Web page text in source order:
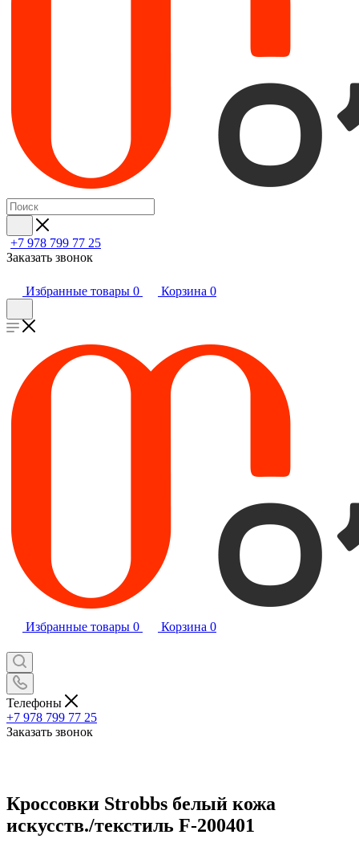
+7 978 799 77 25
Заказать звонок
Избранные товары 0 Корзина 0
Избранные товары 0 Корзина 0
Телефоны
+7 978 799 77 25
Заказать звонок
Кроссовки Strobbs белый кожа
искусств./текстиль F-200401